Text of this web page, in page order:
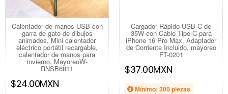
Calentador de manos USB con
garra de gato de dibujos
animados, Mini calentador
eléctrico portátil recargable,
calentador de manos para
invierno, MayoreoW-
RNSB6811
$24.00MXN
Cargador Rápido USB-C de
35W con Cable Tipo C para
iPhone 16 Pro Max, Adaptador
de Corriente Incluido, mayoreo
FT-0201
$37.00MXN
Mínimo: 300 piezas